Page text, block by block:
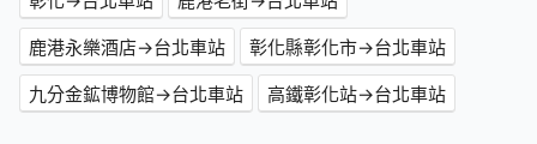
鹿港永樂酒店→台北車站
彰化縣彰化市→台北車站
九分金鉱博物館→台北車站
高鐵彰化站→台北車站